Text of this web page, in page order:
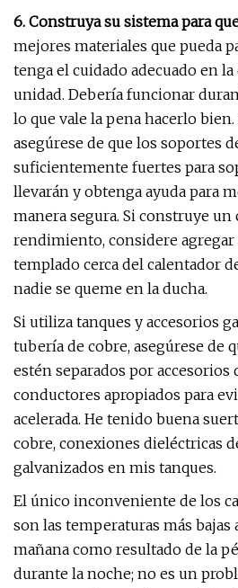
6. Construya su sistema para
mejores materiales que pueda
tenga el cuidado adecuado en
unidad. Debería funcionar
lo que vale la pena hacerlo bien.
asegúrese de que los soportes
suficientemente fuertes para
llevarán y obtenga ayuda para
manera segura. Si construye
rendimiento, considere agregar
templado cerca del calentador
nadie se queme en la ducha.
Si utiliza tanques y accesorios
tubería de cobre, asegúrese de
estén separados por
conductores apropiados para
acelerada. He tenido buena
cobre, conexiones dieléctricas
galvanizados en mis tanques.
El único inconveniente de los
son las temperaturas más bajas
mañana como resultado de la
durante la noche; no es un